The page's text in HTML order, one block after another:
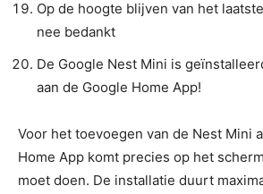
Op de hoogte blijven van het
nee bedankt
De Google Nest Mini is
aan de Google Home App!
Voor het toevoegen van de Nest Mini
Home App komt precies op het
moet doen. De installatie duurt